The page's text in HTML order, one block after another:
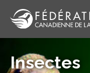
Insectes